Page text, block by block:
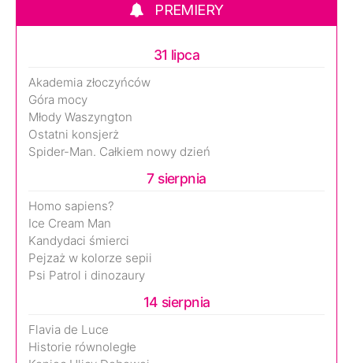
PREMIERY
31 lipca
Akademia złoczyńców
Góra mocy
Młody Waszyngton
Ostatni konsjerż
Spider-Man. Całkiem nowy dzień
7 sierpnia
Homo sapiens?
Ice Cream Man
Kandydaci śmierci
Pejzaż w kolorze sepii
Psi Patrol i dinozaury
14 sierpnia
Flavia de Luce
Historie równoległe